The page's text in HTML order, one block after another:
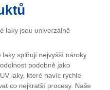
laky jsou univerzálně
laky splňují nejvyšší nároky
podobně jako
laky, které navíc rychle
co nejkratší procesy. Naše